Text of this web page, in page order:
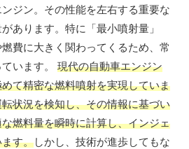
ジン。その性能を左右する重要な
あります。特に「最小噴射量」
費に大きく関わってくるため、常
います。 現代の自動車エンジン
て精密な燃料噴射を実現していま
状況を検知し、その情報に基づい
燃料量を瞬時に計算し、インジェ
す。しかし、技術が進歩してもな